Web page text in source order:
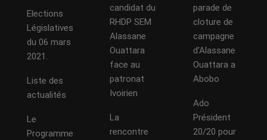
Elections
Législatives
du 06 mars
2021.
Liste des
actualités
Le
Programme
candidat du
RHDP SEM
Alassane
Ouattara
face au
patronat
Ivoirien
La
rencontre
parade de
cloture de
campagne
d’Alassane
Ouattara a
Abobo
Ado
Président
20/20 pour